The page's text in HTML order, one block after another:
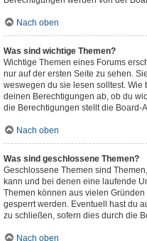
Nach oben
Was sind wichtige Themen?
Wichtige Themen eines Forums
nur auf der ersten Seite zu sehen.
weswegen du sie lesen solltest.
deinen Berechtigungen ab, ob du
die Berechtigungen stellt die Board-
Nach oben
Was sind geschlossene Themen?
Geschlossene Themen sind
kann und bei denen eine laufende
Themen können aus vielen
gesperrt werden. Eventuell hast du
zu schließen, sofern dies durch die
Nach oben